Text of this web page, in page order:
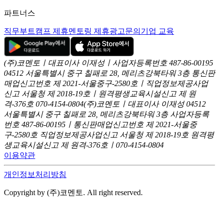
파트너스
직무부트캠프 제휴멘토링 제휴광고문의 기업 교육
(주)코멘토ㅣ대표이사 이재성ㅣ사업자등록번호 487-86-00195
04512 서울특별시 중구 칠패로 28, 메리츠강북타워 3층 통신판
매업신고번호 제 2021-서울중구-2580호ㅣ직업정보제공사업
신고 서울청 제 2018-19호ㅣ원격평생교육시설신고 제 원
격-376호 070-4154-0804(주)코멘토ㅣ대표이사 이재성 04512
서울특별시 중구 칠패로 28, 메리츠강북타워 3층 사업자등록
번호 487-86-00195ㅣ통신판매업신고번호 제 2021-서울중
구-2580호 직업정보제공사업신고 서울청 제 2018-19호 원격평
생교육시설신고 제 원격-376호ㅣ070-4154-0804
이용약관
개인정보처리방침
Copyright by (주)코멘토. All right reserved.